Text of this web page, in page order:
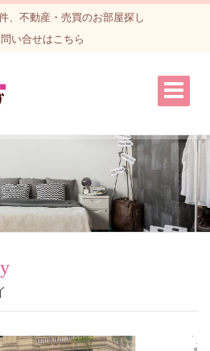
、不動産・売買のお部屋探し
い合せはこちら